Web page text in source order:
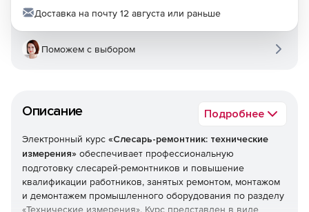
Описание Подробнее
Электронный курс «Слесарь-ремонтник: технические
измерения» обеспечивает профессиональную
подготовку слесарей-ремонтников и повышение
квалификации работников, занятых ремонтом, монтажом
и демонтажем промышленного оборудования по разделу
«Технические измерения». Курс представлен в виде
Доставка на почту 12 августа или раньше
Поможем с выбором